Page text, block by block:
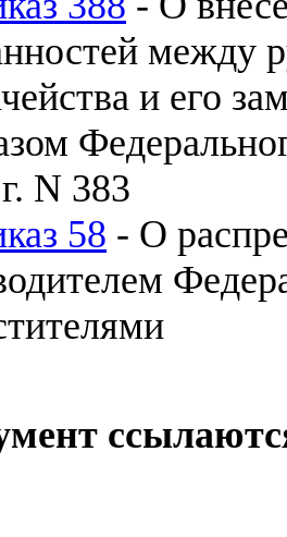
между
и его
N 383
58 - О